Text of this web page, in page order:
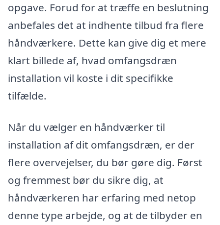
opgave. Forud for at træffe en beslutning
anbefales det at indhente tilbud fra flere
håndværkere. Dette kan give dig et mere
klart billede af, hvad omfangsdræn
installation vil koste i dit specifikke
tilfælde.
Når du vælger en håndværker til
installation af dit omfangsdræn, er der
flere overvejelser, du bør gøre dig. Først
og fremmest bør du sikre dig, at
håndværkeren har erfaring med netop
denne type arbejde, og at de tilbyder en